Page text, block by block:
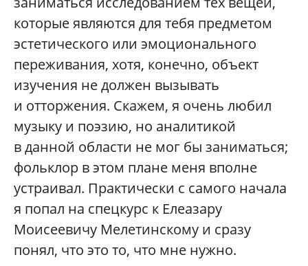
которые являются для тебя предметом
эстетического или эмоционального
переживания, хотя, конечно, объект
изучения не должен вызывать
и отторжения. Скажем, я очень любил
музыку и поэзию, но аналитикой
в данной области не мог бы заниматься;
фольклор в этом плане меня вполне
устраивал. Практически с самого начала
я попал на спецкурс к Елеазару
Моисеевичу Мелетинскому и сразу
понял, что это то, что мне нужно.